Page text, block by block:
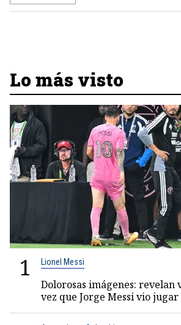
Lo más visto
1 Lionel Messi
Dolorosas imágenes: revelan
vez que Jorge Messi vio